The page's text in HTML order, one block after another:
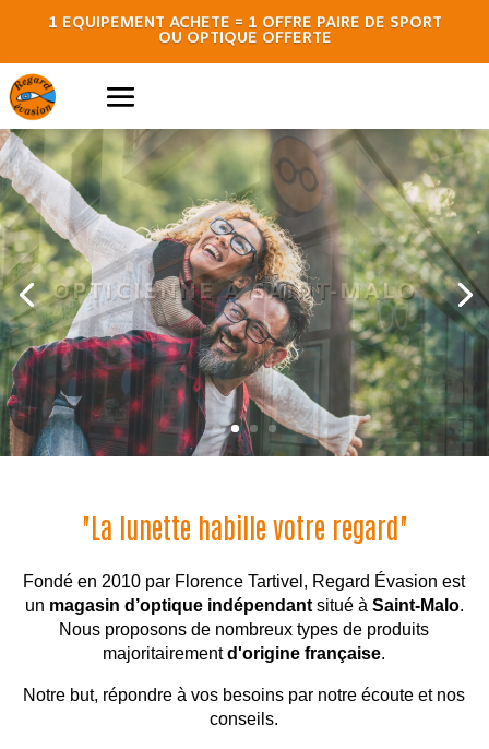
1 ÉQUIPEMENT ACHETÉ = 1 OFFRE PAIRE DE SPORT
OU OPTIQUE OFFERTE
LUNETTES DE VUE
"La lunette habille votre regard"
Fondé en 2010 par Florence Tartivel, Regard Évasion est
un magasin d’optique indépendantsitué à Saint-Malo.
Nous proposons de nombreux types de produits
majoritairementd'origine française.
Notre but, répondre à vos besoins par notre écoute et nos
conseils.